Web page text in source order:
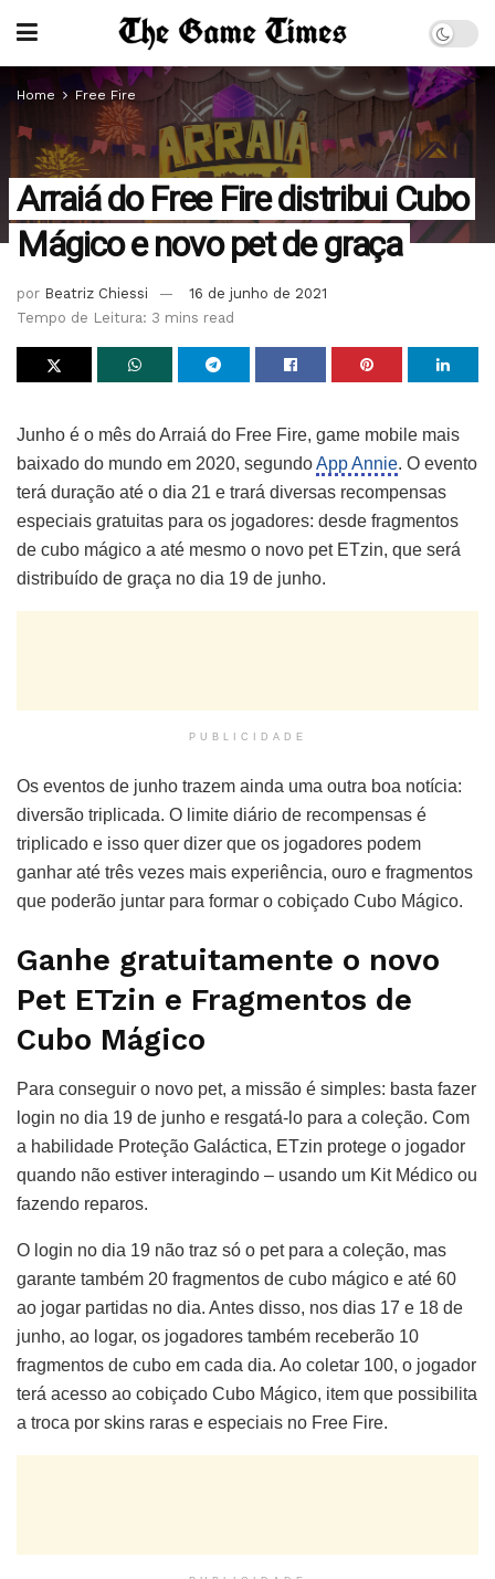
Home Free Fire
Arraiá do Free Fire distribui Cubo
Mágico e novo pet de graça
por Beatriz Chiessi
16 de junho de 2021
Tempo de Leitura: 3 mins read
Junho é o mês do Arraiá do Free Fire, game mobile mais
baixado do mundo em 2020, segundoApp Annie. O evento
terá duração até o dia 21 e trará diversas recompensas
especiais gratuitas para os jogadores: desde fragmentos
de cubo mágico a até mesmo o novo pet ETzin, que será
distribuído de graça no dia 19 de junho.
PUBLICIDADE
Os eventos de junho trazem ainda uma outra boa notícia:
diversão triplicada. O limite diário de recompensas é
triplicado e isso quer dizer que os jogadores podem
ganhar até três vezes mais experiência, ouro e fragmentos
que poderão juntar para formar o cobiçado Cubo Mágico.
Ganhe gratuitamente o novo
Pet ETzin e Fragmentos de
Cubo Mágico
Para conseguir o novo pet, a missão é simples: basta fazer
login no dia 19 de junho e resgatá-lo para a coleção. Com
a habilidade Proteção Galáctica, ETzin protege o jogador
quando não estiver interagindo – usando um Kit Médico ou
fazendo reparos.
O login no dia 19 não traz só o pet para a coleção, mas
garante também 20 fragmentos de cubo mágico e até 60
ao jogar partidas no dia. Antes disso, nos dias 17 e 18 de
junho, ao logar, os jogadores também receberão 10
fragmentos de cubo em cada dia. Ao coletar 100, o jogador
terá acesso ao cobiçado Cubo Mágico, item que possibilita
a troca por skins raras e especiais no Free Fire.